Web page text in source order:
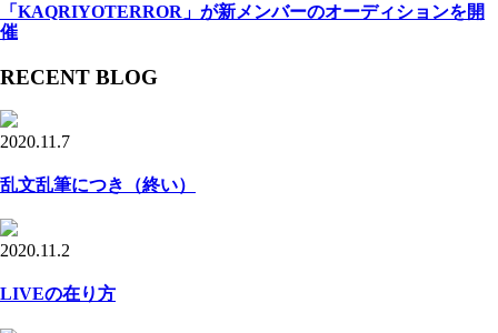
「KAQRIYOTERROR」が新メンバーのオーディションを開
催
RECENT BLOG
2020.11.7
乱文乱筆につき（終い）
2020.11.2
LIVEの在り方